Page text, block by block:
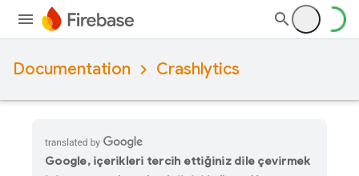
Documentation Crashlytics
Google, içerikleri tercih ettiğiniz dile çevirmek